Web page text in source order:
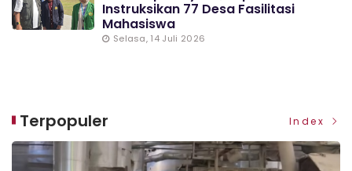
Instruksikan 77 Desa Fasilitasi
Mahasiswa
Selasa, 14 Juli 2026
Terpopuler Index